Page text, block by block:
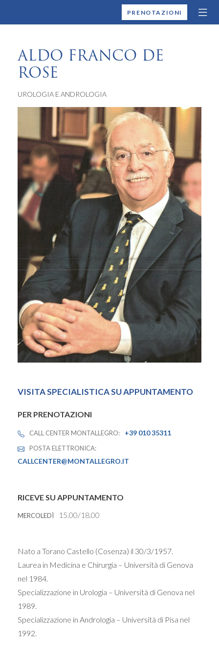
MONTALLEGROPRENOTAZIONI
ALDO FRANCO DE
ROSE
UROLOGIA E ANDROLOGIA
VISITA SPECIALISTICA SU APPUNTAMENTO
PER PRENOTAZIONI
CALL CENTER MONTALLEGRO: +39 010 35311
POSTA ELETTRONICA:
CALLCENTER@MONTALLEGRO.IT
RICEVE SU APPUNTAMENTO
MERCOLEDÌ 15.00/18.00
Nato a Torano Castello (Cosenza) il 30/3/1957.
Laurea in Medicina e Chirurgia – Università di Genova
nel 1984.
Specializzazione in Urologia – Università di Genova nel
1989.
Specializzazione in Andrologia – Università di Pisa nel
1992.